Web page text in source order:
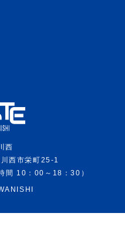
西
西市栄町25-1
10：00～18：30）